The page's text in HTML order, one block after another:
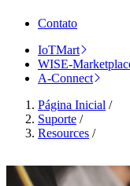
Contato
IoTMart
WISE-
A-Connect
Página Inicial /
Suporte /
Resources /